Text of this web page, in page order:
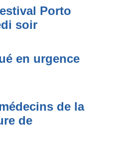
Porto
soir
en urgence
de la
de